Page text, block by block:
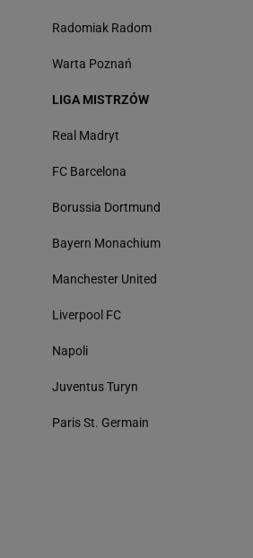
Radomiak Radom
Warta Poznań
LIGA MISTRZÓW
Real Madryt
FC Barcelona
Borussia Dortmund
Bayern Monachium
Manchester United
Liverpool FC
Napoli
Juventus Turyn
Paris St. Germain